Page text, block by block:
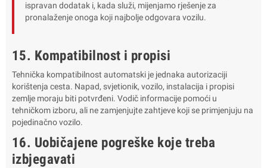
ispravan dodatak i, kada služi, mijenjamo rješenje za
pronalaženje onoga koji najbolje odgovara vozilu.
15. Kompatibilnost i propisi
Tehnička kompatibilnost automatski je jednaka autorizaciji
korištenja cesta. Napad, svjetionik, vozilo, instalacija i propisi
zemlje moraju biti potvrđeni. Vodič informacije pomoći u
tehničkom izboru, ali ne zamjenjujte zahtjeve koji se primjenjuju na
pojedinačno vozilo.
16. Uobičajene pogreške koje treba
izbjegavati